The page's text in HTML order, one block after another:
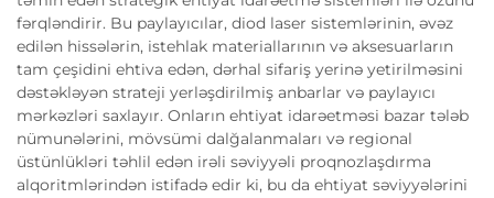
fərqləndirir. Bu paylayıcılar, diod laser sistemlərinin, əvəz
edilən hissələrin, istehlak materiallarının və aksesuarların
tam çeşidini ehtiva edən, dərhal sifariş yerinə yetirilməsini
dəstəkləyən strateji yerləşdirilmiş anbarlar və paylayıcı
mərkəzləri saxlayır. Onların ehtiyat idarəetməsi bazar tələb
nümunələrini, mövsümi dalğalanmaları və regional
üstünlükləri təhlil edən irəli səviyyəli proqnozlaşdırma
alqoritmlərindən istifadə edir ki, bu da ehtiyat səviyyələrini